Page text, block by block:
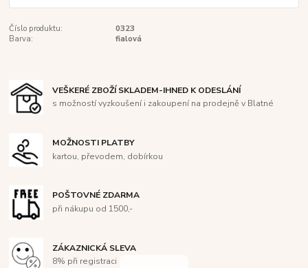
Číslo produktu:
0323
Barva:
fialová
VEŠKERÉ ZBOŽÍ SKLADEM-IHNED K ODESLÁNÍ
s možností vyzkoušení i zakoupení na prodejně v Blatné
MOŽNOSTI PLATBY
kartou, převodem, dobírkou
POŠTOVNÉ ZDARMA
při nákupu od 1500,-
ZÁKAZNICKÁ SLEVA
8% při registraci